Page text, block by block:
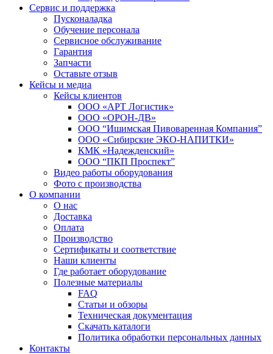
Сервис и поддержка
Пусконаладка
Обучение персонала
Сервисное обслуживание
Гарантия
Запчасти
Оставьте отзыв
Кейсы и медиа
Кейсы клиентов
ООО «АРТ Логистик»
ООО «ОРОН-ДВ»
ООО “Ишимская Пивоваренная Компания”
ООО «Сибирские ЭКО-НАПИТКИ»
КМК «Надежденский»
ООО “ПКП Проспект”
Видео работы оборудования
Фото с производства
О компании
О нас
Доставка
Оплата
Производство
Сертификаты и соответствие
Наши клиенты
Где работает оборудование
Полезные материалы
FAQ
Статьи и обзоры
Техническая документация
Скачать каталоги
Политика обработки персональных данных
Контакты